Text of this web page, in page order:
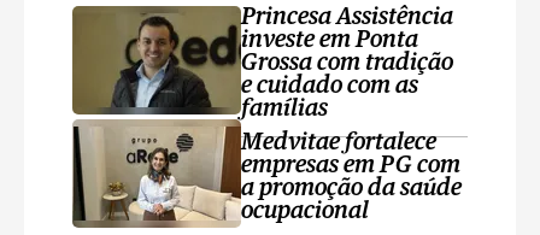
Princesa Assistência
investe em Ponta
Grossa com tradição
e cuidado com as
famílias
Medvitae fortalece
empresas em PG com
a promoção da saúde
ocupacional